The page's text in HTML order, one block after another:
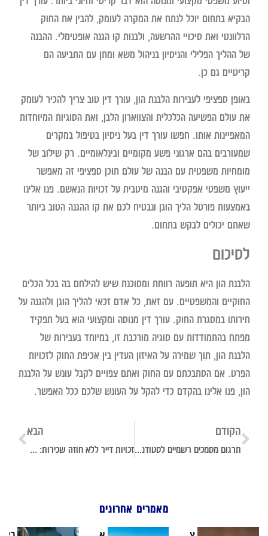
הבקיא בתחום יוכל לנתח את המקרה לעומק, להבין את החוק
הרלוונטי ואת סיכויי ההרשעה, ולבנות קו הגנה אופטימלי. ההבנה
של ההליך הפלילי והניסיון בניהול משא ומתן עם התביעה הם
קריטיים גם כן.
באופן ספציפי לעבירות הלבנת הון, עורך דין טוב צריך להכיר לעומק
את עולם הפשיעה הכלכלית והצווארון הלבן, ואת הסוגיות המיוחדות
המאפיינות אותו. חפשו עורך דין בעל ניסיון בטיפול במקרים
שמעורבים בהם ארגוני פשע מקומיים ובינלאומיים. רק שילוב של
מומחיות משפטית עם הבנה של עולם תוכן ספציפי זה מאפשר
ייעוץ משפטי אפקטיבי והגנה מיטבית על זכויות הנאשם. פנו אלינו
באמצעות פורטל הליך הוגן ונבטיח לכם את קו ההגנה הטוב ביותר
שאתם יכולים לבקש בתחום.
לסיכום
הלבנת הון היא תופעה רווחת ומסוכנת שיש להילחם בה בכל הכלים
החוקיים והמשפטיים. עם זאת, כל אדם זכאי להליך הוגן ולהגנה על
חירותו במסגרת החוק. עורך דין מנוסה ומקצועי הוא בעל תפקיד
מפתח בהתמודדות עם סוגיה מורכבת זו, במיוחד בעבירות של
הלבנת הון, תוך שמירה על האיזון העדין בין אכיפת החוק לזכויות
הפרט. אם הסתבכתם עם החוק ואתם צפויים לקבל עונש על הלבנת
הון, פנו אלינו בהקדם כדי להקל על העונש שלכם ככל האפשר.
הקודם
תרגום מסמכים רשמיים לסטודנטים המעוניינים ללמוד בחו"ל
הבא
זכויות דייר ללא חוזה שכירות: פינוי, תביעות והגנות חוקיות
מאמרים אחרונים